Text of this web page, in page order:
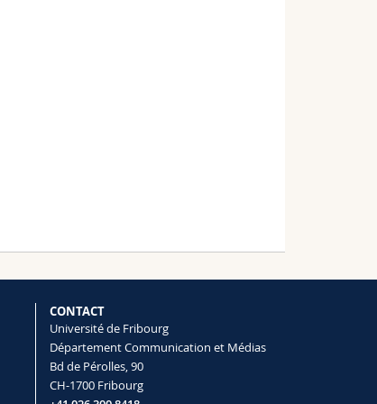
CONTACT
Université de Fribourg
Département Communication et Médias
Bd de Pérolles, 90
CH-1700 Fribourg